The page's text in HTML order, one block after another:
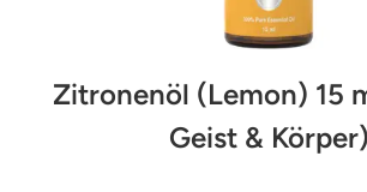
Zitronenöl (Lemon) 15
Geist & Körper)